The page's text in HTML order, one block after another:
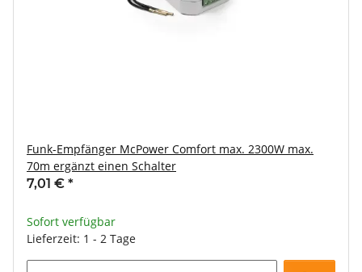
Funk-Empfänger McPower Comfort max. 2300W max.
70m ergänzt einen Schalter
7,01 € *
Sofort verfügbar
Lieferzeit: 1 - 2 Tage